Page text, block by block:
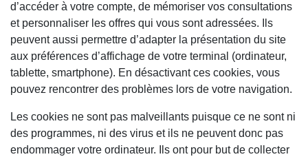
d’accéder à votre compte, de mémoriser vos consultations
et personnaliser les offres qui vous sont adressées. Ils
peuvent aussi permettre d’adapter la présentation du site
aux préférences d’affichage de votre terminal (ordinateur,
tablette, smartphone). En désactivant ces cookies, vous
pouvez rencontrer des problèmes lors de votre navigation.
Les cookies ne sont pas malveillants puisque ce ne sont ni
des programmes, ni des virus et ils ne peuvent donc pas
endommager votre ordinateur. Ils ont pour but de collecter